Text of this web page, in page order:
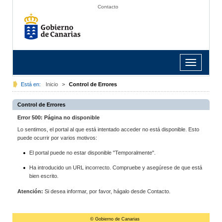
Contacto
Toggle
navigation
Está en: Inicio > Control de Errores
Control de Errores
Error 500: Página no disponible
Lo sentimos, el portal al que está intentado acceder no está disponible. Esto
puede ocurrir por varios motivos:
El portal puede no estar disponible "Temporalmente".
Ha introducido un URL incorrecto. Compruebe y asegúrese de que está
bien escrito.
Atención: Si desea informar, por favor, hágalo desde Contacto.
© Gobierno de Canarias